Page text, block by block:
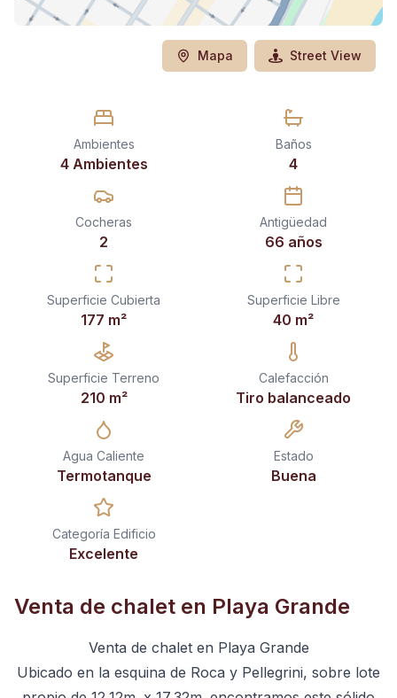
Mapa Street View
Ambientes
4 Ambientes
Baños
4
Cocheras
2
Antigüedad
66 años
Superficie Cubierta
177 m²
Superficie Libre
40 m²
Superficie Terreno
210 m²
Calefacción
Tiro balanceado
Agua Caliente
Termotanque
Estado
Buena
Categoría Edificio
Excelente
Venta de chalet en Playa Grande
Venta de chalet en Playa Grande
Ubicado en la esquina de Roca y Pellegrini, sobre lote